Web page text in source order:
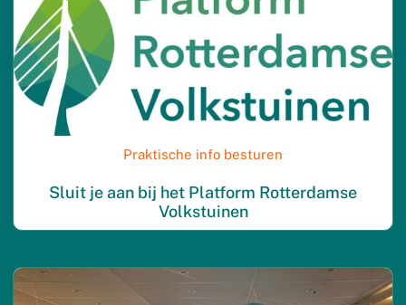
Praktische info besturen
Sluit je aan bij het Platform Rotterdamse
Volkstuinen